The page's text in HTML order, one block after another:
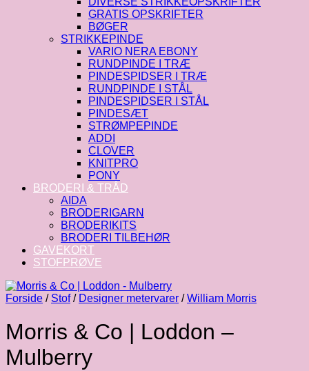
GRATIS OPSKRIFTER
BØGER
STRIKKEPINDE
VARIO NERA EBONY
RUNDPINDE I TRÆ
PINDESPIDSER I TRÆ
RUNDPINDE I STÅL
PINDESPIDSER I STÅL
PINDESÆT
STRØMPEPINDE
ADDI
CLOVER
KNITPRO
PONY
BRODERI & TRÅD
AIDA
BRODERIGARN
BRODERIKITS
BRODERI TILBEHØR
GAVEKORT
STOFPRØVE
Forside / Stof / Designer metervarer / William Morris
Morris & Co | Loddon –
Mulberry